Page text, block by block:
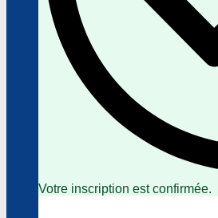
Votre inscription est confirmée.